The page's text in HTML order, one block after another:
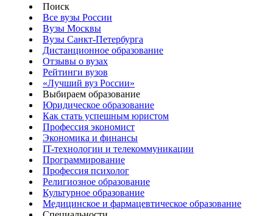
Поиск
Все вузы России
Вузы Москвы
Вузы Санкт-Петербурга
Дистанционное образование
Отзывы о вузах
Рейтинги вузов
«Лучший вуз России»
Выбираем образование
Юридическое образование
Как стать успешным юристом
Профессия экономист
Экономика и финансы
IT-технологии и телекоммуникации
Программирование
Профессия психолог
Религиозное образование
Культурное образование
Медицинское и фармацевтическое образование